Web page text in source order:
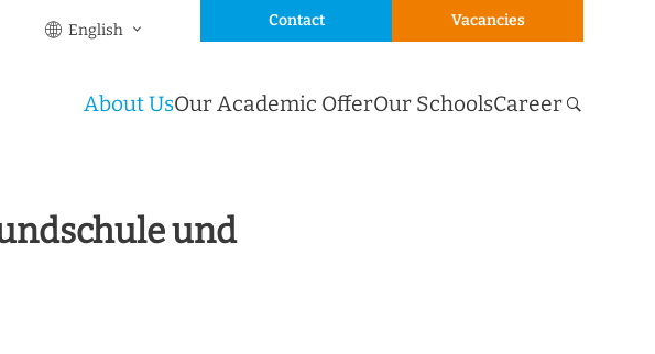
Contact Vacancies
English
About UsOur Academic OfferOur SchoolsCareer
und